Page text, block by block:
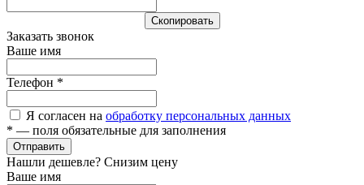
Cкопировать
Заказать звонок
Ваше имя
Телефон *
Я согласен на обработку персональных данных
* — поля обязательные для заполнения
Отправить
Нашли дешевле? Снизим цену
Ваше имя